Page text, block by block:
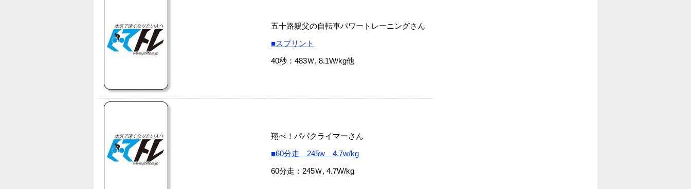
五十路親父の自転車パワートレーニングさん
■スプリント
40秒：483Ｗ, 8.1W/kg他
翔べ！パパクライマーさん
■60分走 245w 4.7w/kg
60分走：245Ｗ, 4.7W/kg